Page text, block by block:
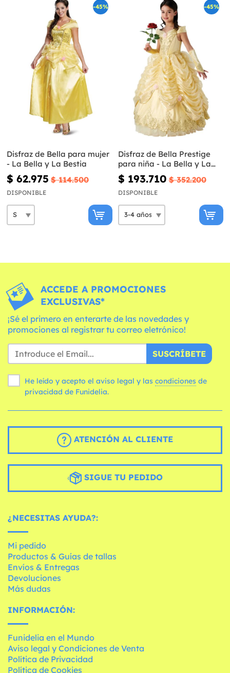
-45%
Disfraz de Bella para mujer
- La Bella y La Bestia
$ 62.975 $ 114.500
DISPONIBLE
-45%
Disfraz de Bella Prestige
para niña - La Bella y La
Bestia
$ 193.710 $ 352.200
DISPONIBLE
ACCEDE A PROMOCIONES
EXCLUSIVAS*
¡Sé el primero en enterarte de las novedades y
promociones al registrar tu correo eletrónico!
SUSCRÍBETE
He leído y acepto el aviso legal y las condiciones
privacidad de Funidelia.
ATENCIÓN AL CLIENTE
SIGUE TU PEDIDO
¿NECESITAS AYUDA?:
Mi pedido
Productos & Guías de tallas
Envíos & Entregas
Devoluciones
Más dudas
INFORMACIÓN:
Funidelia en el Mundo
Aviso legal y Condiciones de Venta
Política de Privacidad
Política de Cookies